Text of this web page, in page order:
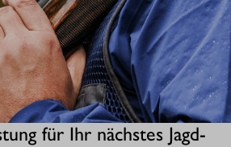
für Ihr nächstes Jagd-